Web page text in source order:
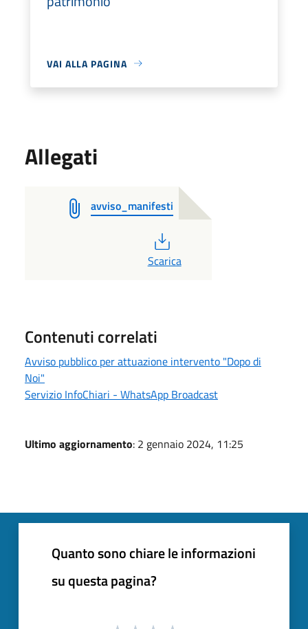
VAI ALLA PAGINA
Allegati
avviso_manifesti
Scarica
Contenuti correlati
Avviso pubblico per attuazione intervento "Dopo di
Noi"
Servizio InfoChiari - WhatsApp Broadcast
Ultimo aggiornamento: 2 gennaio 2024, 11:25
Quanto sono chiare le informazioni
su questa pagina?